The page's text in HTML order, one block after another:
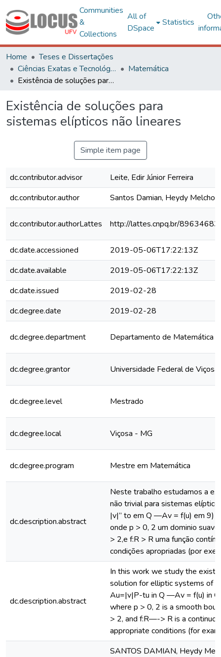
Communities
&
Collections
All of
DSpace
Statistics
Home
Teses e Dissertações
Ciências Exatas e Tecnológicas
Matemática
Existência de soluções para sistemas elípticos não lineares
Existência de soluções para
sistemas elípticos não lineares
Simple item page
dc.contributor.advisor
Leite, Edir Júnior Ferreira
dc.contributor.author
Santos Damian, Heydy Melchora
dc.contributor.authorLattes http://lattes.cnpq.br/
dc.date.accessioned
2019-05-06T17:22:13Z
dc.date.available
2019-05-06T17:22:13Z
dc.date.issued
2019-02-28
dc.degree.date
2019-02-28
dc.degree.department Departamento de Matemática
dc.degree.grantor Universidade Federal de Viçosa
dc.degree.level Mestrado
dc.degree.local Viçosa - MG
dc.degree.program Mestre em Matemática
dc.description.abstract
Neste trabalho estudamos a
não trivial para sistemas
|v|” to em Q —Av = f(u) em 9)
onde p > 0, 2 um dominio
> 2,e f:R > R uma função
condições apropriadas (por
dc.description.abstract
In this work we study the
solution for elliptic systems of
Au=|v|P-tu in Q —Av = f(u) in
where p > 0, 2 is a smooth
> 2, and f:R—-> R is a
appropriate conditions (for
SANTOS DAMIAN, Heydy